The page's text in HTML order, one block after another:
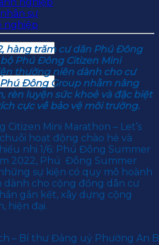
sự
nghiệp
hàng trăm cư dân Phú Đông
Phú Đông Citizen Mini
thường niên dành cho cư
Đông Group nhằm nâng
rèn luyện sức khoẻ và đặc biệt
cực về bảo vệ môi trường.
Citizen Mini Marathon – Let’s
hoạt động chào hè và
nhi 1/6: Phú Đông Summer
2022, Phú Đông Summer
sự kiện có quy mô hoành
cho cộng đồng dân cư
gắn kết, xây dựng cộng
hiện đại.
– Bí thư Đảng uỷ Phường An